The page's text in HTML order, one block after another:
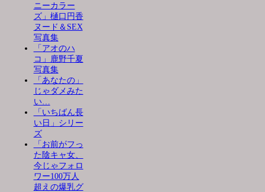
ニーカラー
ズ」樋口円香
ヌード＆SEX
写真集
「アオのハ
コ」鹿野千夏
写真集
「あなたの」
じゃダメみた
い…
「いちばん長
い日」シリー
ズ
「お前がフっ
た陰キャ女、
今じゃフォロ
ワー100万人
超えの爆乳グ